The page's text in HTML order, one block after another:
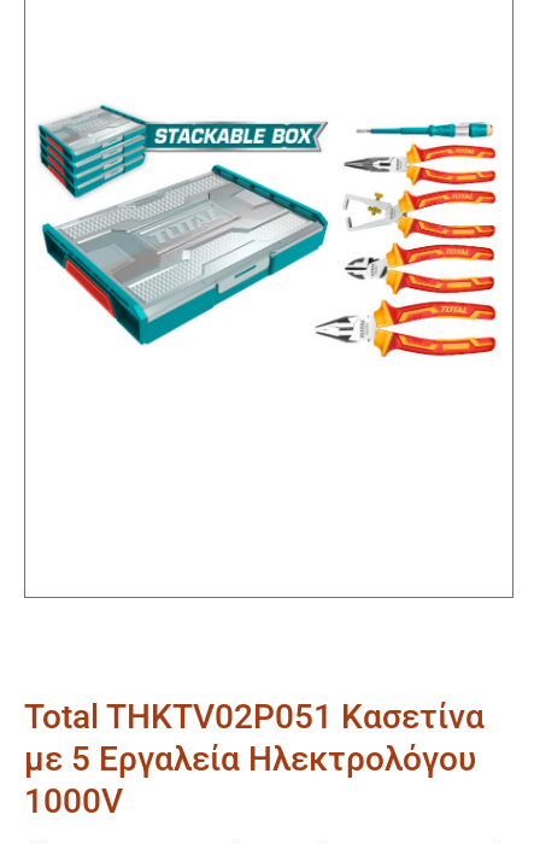
Total THKTV02P051 Κασετίνα
με 5 Εργαλεία Ηλεκτρολόγου
1000V